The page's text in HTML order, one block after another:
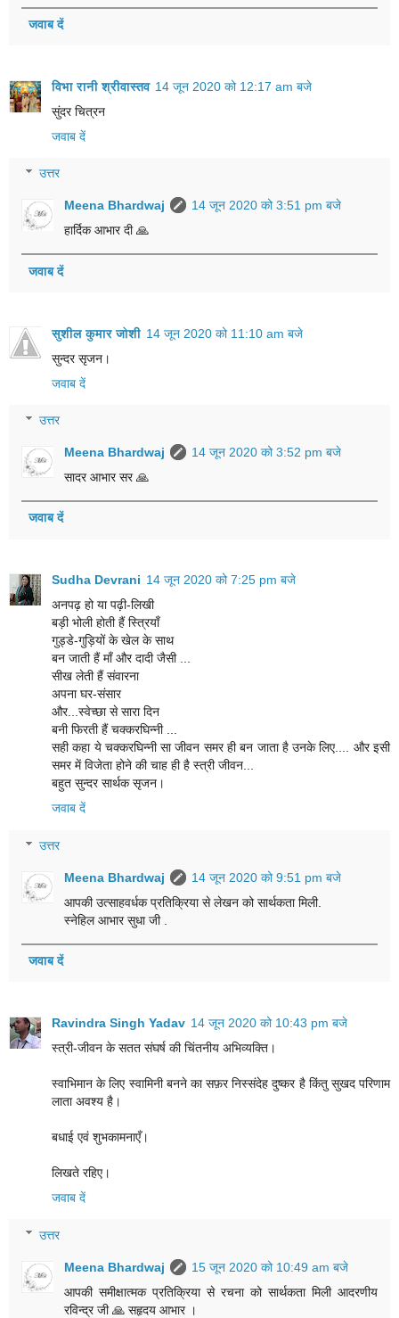
जवाब दें
विभा रानी श्रीवास्तव 14 जून 2020 को 12:17 am बजे
सुंदर चित्रन
जवाब दें
उत्तर
Meena Bhardwaj
14 जून 2020 को 3:51 pm बजे
हार्दिक आभार दी 🙏
जवाब दें
सुशील कुमार जोशी 14 जून 2020 को 11:10 am बजे
सुन्दर सृजन।
जवाब दें
उत्तर
Meena Bhardwaj
14 जून 2020 को 3:52 pm बजे
सादर आभार सर 🙏
जवाब दें
Sudha Devrani 14 जून 2020 को 7:25 pm बजे
अनपढ़ हो या पढ़ी-लिखी
बड़ी भोली होती हैं स्त्रियाँ
गुड्डे-गुड़ियों के खेल के साथ
बन जाती हैं माँ और दादी जैसी ...
सीख लेती हैं संवारना
अपना घर-संसार
और...स्वेच्छा से सारा दिन
बनी फिरती हैं चक्करघिन्नी ...
सही कहा ये चक्करघिन्नी सा जीवन समर ही बन जाता है उनके लिए.... और इसी
समर में विजेता होने की चाह ही है स्त्री जीवन...
बहुत सुन्दर सार्थक सृजन।
जवाब दें
उत्तर
Meena Bhardwaj
14 जून 2020 को 9:51 pm बजे
आपकी उत्साहवर्धक प्रतिक्रिया से लेखन को सार्थकता मिली.
स्नेहिल आभार सुधा जी .
जवाब दें
Ravindra Singh Yadav 14 जून 2020 को 10:43 pm बजे
स्त्री-जीवन के सतत संघर्ष की चिंतनीय अभिव्यक्ति।
स्वाभिमान के लिए स्वामिनी बनने का सफ़र निस्संदेह दुष्कर है किंतु सुखद परिणाम
लाता अवश्य है।
बधाई एवं शुभकामनाएँ।
लिखते रहिए।
जवाब दें
उत्तर
Meena Bhardwaj
15 जून 2020 को 10:49 am बजे
आपकी समीक्षात्मक प्रतिक्रिया से रचना को सार्थकता मिली आदरणीय
रविन्द्र जी 🙏 सहृदय आभार ।